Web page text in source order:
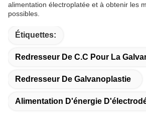
alimentation électroplatée et à obtenir les
possibles.
Étiquettes:
Redresseur De C.C Pour La
Redresseur De Galvanoplastie
Alimentation D'énergie